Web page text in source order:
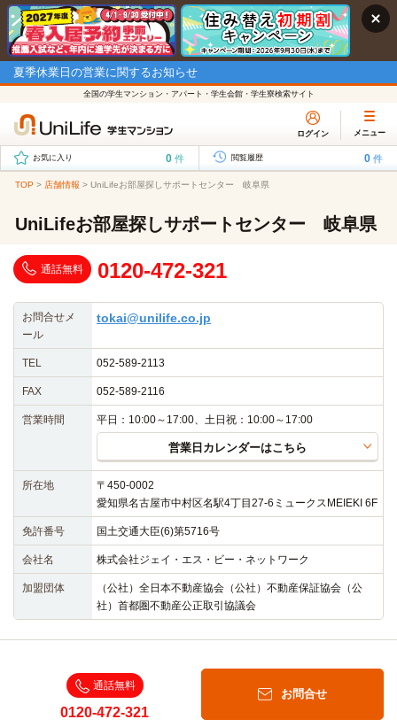
夏季休業日の営業に関するお知らせ
全国の学生マンション・アパート・学生会館・学生寮検索サイト
ログイン メニュー
お気に入り 0 件 閲覧履歴 0 件
TOP > 店舗情報 > UniLifeお部屋探しサポートセンター 岐阜県
UniLifeお部屋探しサポートセンター 岐阜県
通話無料 0120-472-321
お問合せメ
ール
tokai@unilife.co.jp
TEL 052-589-2113
FAX 052-589-2116
営業時間 平日：10:00～17:00、土日祝：10:00～17:00
営業日カレンダーはこちら
所在地
〒450-0002
愛知県名古屋市中村区名駅4丁目27-6ミュークスMEIEKI 6F
免許番号 国土交通大臣(6)第5716号
会社名 株式会社ジェイ・エス・ビー・ネットワーク
加盟団体
（公社）全日本不動産協会（公社）不動産保証協会（公
社）首都圏不動産公正取引協議会
通話無料
0120-472-321
お問合せ